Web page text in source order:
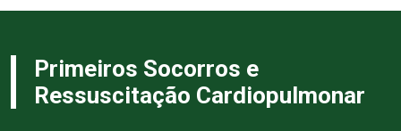
Primeiros Socorros e
Ressuscitação Cardiopulmonar